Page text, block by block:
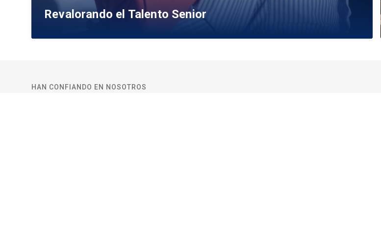
Revalorando el Talento Senior
HAN CONFIANDO EN NOSOTROS